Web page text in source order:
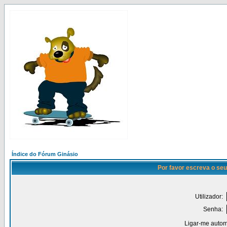
Índice do Fórum Ginásio
Por favor escreva o
Utilizador:
Senha:
Ligar-me